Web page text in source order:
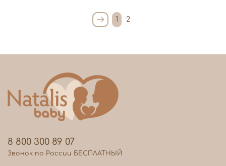
1 2
8 800 300 89 07
Звонок по России БЕСПЛАТНЫЙ